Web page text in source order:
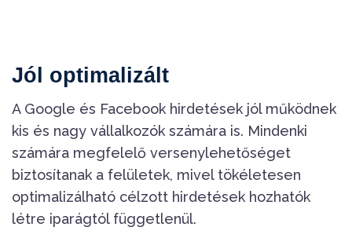
Jól optimalizált
A Google és Facebook hirdetések jól működnek
kis és nagy vállalkozók számára is. Mindenki
számára megfelelő versenylehetőséget
biztosítanak a felületek, mivel tökéletesen
optimalizálható célzott hirdetések hozhatók
létre iparágtól függetlenül.